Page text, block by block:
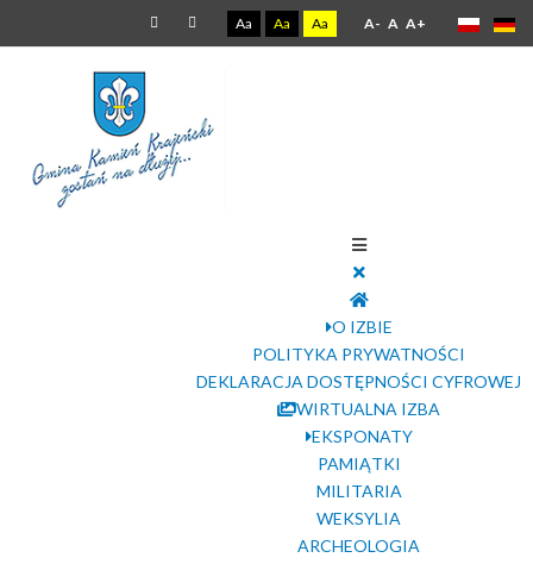
Aa Aa Aa A- A A+
O IZBIE
POLITYKA PRYWATNOŚCI
DEKLARACJA DOSTĘPNOŚCI CYFROWEJ
WIRTUALNA IZBA
EKSPONATY
PAMIĄTKI
MILITARIA
WEKSYLIA
ARCHEOLOGIA